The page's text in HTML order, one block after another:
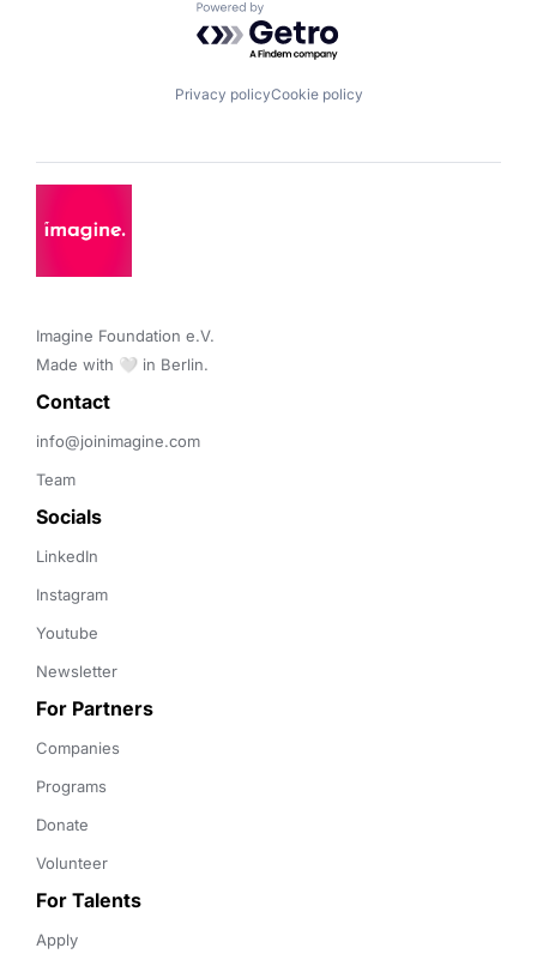
Powered by Getro.com
Privacy policyCookie policy
Imagine Foundation e.V.
Made with 🤍 in Berlin.
Contact
info@joinimagine.com
Team
Socials
LinkedIn
Instagram
Youtube
Newsletter
For Partners
Companies
Programs
Donate
Volunteer
For Talents
Apply